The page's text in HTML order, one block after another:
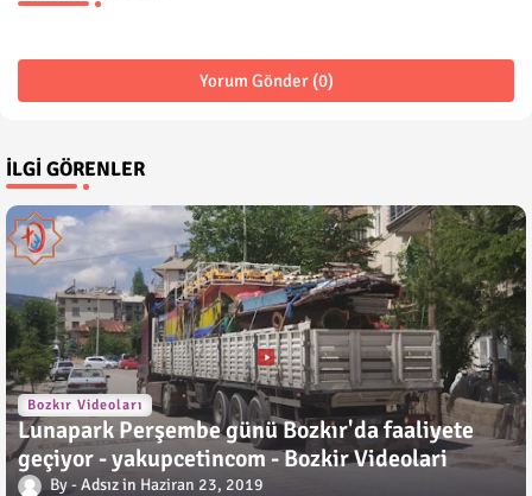
Yorum Gönder (0)
İLGI GÖRENLER
Bozkır Videoları
Lunapark Perşembe günü Bozkır'da faaliyete
geçiyor - yakupcetincom - Bozkir Videolari
Adsız Haziran 23, 2019